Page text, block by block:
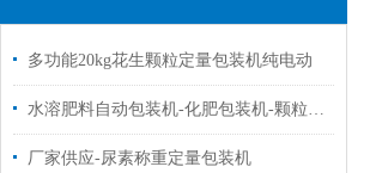
多功能20kg花生颗粒定量包装机纯电动
水溶肥料自动包装机-化肥包装机-颗粒自动打包机厂家
厂家供应-尿素称重定量包装机